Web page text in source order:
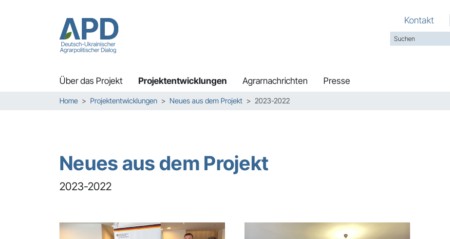
Zum Hauptinhalt springen
Skip to page footer
Über das Projekt Projektentwicklungen Agrarnachrichten Presse
Kontakt
Sie sind hier:
Home Projektentwicklungen Neues aus dem Projekt 2023-2022
Neues aus dem Projekt
2023-2022